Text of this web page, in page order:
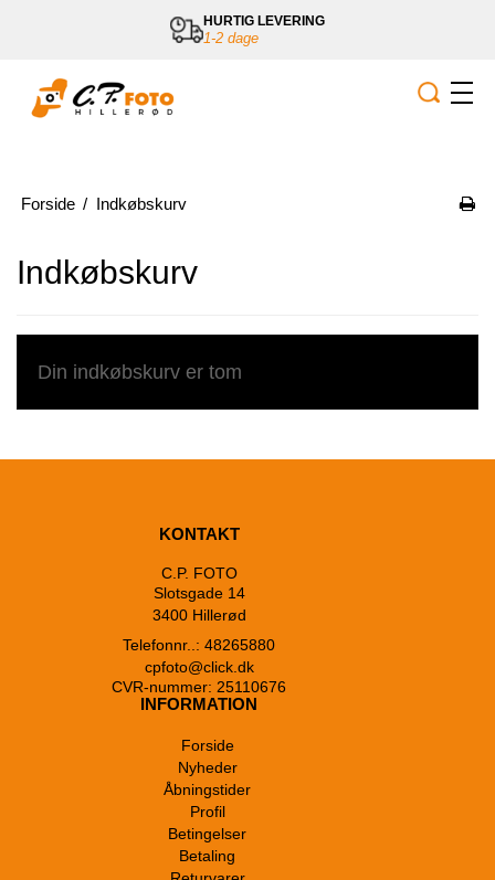
HURTIG LEVERING
1-2 dage
Forside / Indkøbskurv
Indkøbskurv
Din indkøbskurv er tom
KONTAKT
C.P. FOTO
Slotsgade 14
3400 Hillerød
Telefonnr..: 48265880
cpfoto@click.dk
CVR-nummer: 25110676
INFORMATION
Forside
Nyheder
Åbningstider
Profil
Betingelser
Betaling